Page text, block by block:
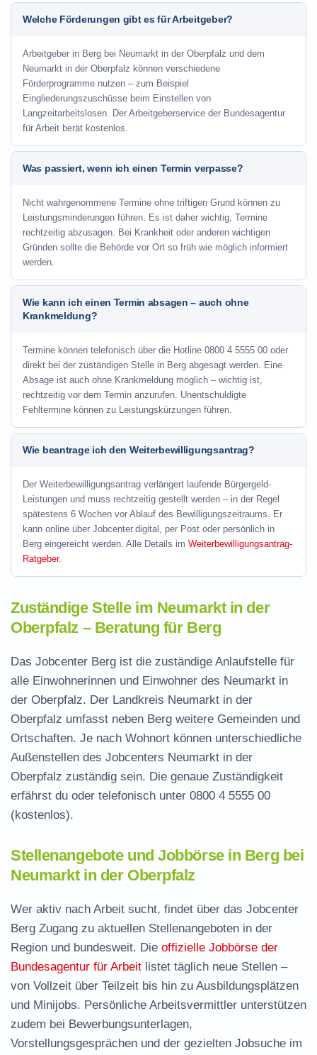
Welche Förderungen gibt es für Arbeitgeber?
Arbeitgeber in Berg bei Neumarkt in der Oberpfalz und dem
Neumarkt in der Oberpfalz können verschiedene
Förderprogramme nutzen – zum Beispiel
Eingliederungszuschüsse beim Einstellen von
Langzeitarbeitslosen. Der Arbeitgeberservice der Bundesagentur
für Arbeit berät kostenlos.
Was passiert, wenn ich einen Termin verpasse?
Nicht wahrgenommene Termine ohne triftigen Grund können zu
Leistungsminderungen führen. Es ist daher wichtig, Termine
rechtzeitig abzusagen. Bei Krankheit oder anderen wichtigen
Gründen sollte die Behörde vor Ort so früh wie möglich informiert
werden.
Wie kann ich einen Termin absagen – auch ohne
Krankmeldung?
Termine können telefonisch über die Hotline 0800 4 5555 00 oder
direkt bei der zuständigen Stelle in Berg abgesagt werden. Eine
Absage ist auch ohne Krankmeldung möglich – wichtig ist,
rechtzeitig vor dem Termin anzurufen. Unentschuldigte
Fehltermine können zu Leistungskürzungen führen.
Wie beantrage ich den Weiterbewilligungsantrag?
Der Weiterbewilligungsantrag verlängert laufende Bürgergeld-
Leistungen und muss rechtzeitig gestellt werden – in der Regel
spätestens 6 Wochen vor Ablauf des Bewilligungszeitraums. Er
kann online über Jobcenter.digital, per Post oder persönlich in
Berg eingereicht werden. Alle Details im Weiterbewilligungsantrag-
Ratgeber.
Zuständige Stelle im Neumarkt in der
Oberpfalz – Beratung für Berg
Das Jobcenter Berg ist die zuständige Anlaufstelle für
alle Einwohnerinnen und Einwohner des Neumarkt in
der Oberpfalz. Der Landkreis Neumarkt in der
Oberpfalz umfasst neben Berg weitere Gemeinden und
Ortschaften. Je nach Wohnort können unterschiedliche
Außenstellen des Jobcenters Neumarkt in der
Oberpfalz zuständig sein. Die genaue Zuständigkeit
erfährst du oder telefonisch unter 0800 4 5555 00
(kostenlos).
Stellenangebote und Jobbörse in Berg bei
Neumarkt in der Oberpfalz
Wer aktiv nach Arbeit sucht, findet über das Jobcenter
Berg Zugang zu aktuellen Stellenangeboten in der
Region und bundesweit. Die offizielle Jobbörse der
Bundesagentur für Arbeit listet täglich neue Stellen –
von Vollzeit über Teilzeit bis hin zu Ausbildungsplätzen
und Minijobs. Persönliche Arbeitsvermittler unterstützen
zudem bei Bewerbungsunterlagen,
Vorstellungsgesprächen und der gezielten Jobsuche im